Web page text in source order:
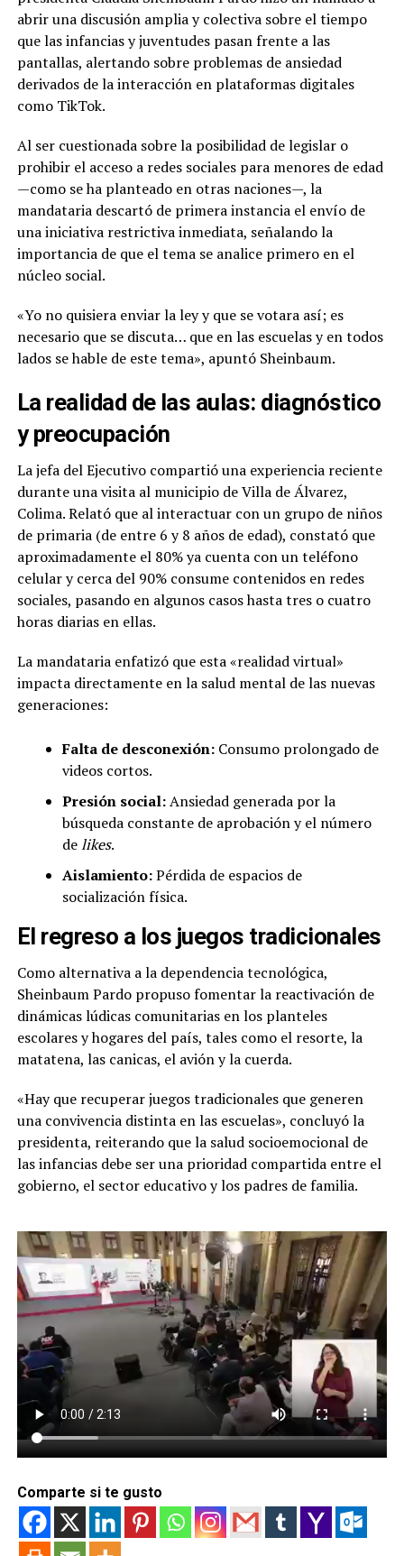
abrir una discusión amplia y colectiva sobre el tiempo
que las infancias y juventudes pasan frente a las
pantallas, alertando sobre problemas de ansiedad
derivados de la interacción en plataformas digitales
como TikTok.
Al ser cuestionada sobre la posibilidad de legislar o
prohibir el acceso a redes sociales para menores de edad
—como se ha planteado en otras naciones—, la
mandataria descartó de primera instancia el envío de
una iniciativa restrictiva inmediata, señalando la
importancia de que el tema se analice primero en el
núcleo social.
«Yo no quisiera enviar la ley y que se votara así; es
necesario que se discuta… que en las escuelas y en todos
lados se hable de este tema», apuntó Sheinbaum.
La realidad de las aulas: diagnóstico
y preocupación
La jefa del Ejecutivo compartió una experiencia reciente
durante una visita al municipio de Villa de Álvarez,
Colima. Relató que al interactuar con un grupo de niños
de primaria (de entre 6 y 8 años de edad), constató que
aproximadamente el 80% ya cuenta con un teléfono
celular y cerca del 90% consume contenidos en redes
sociales, pasando en algunos casos hasta tres o cuatro
horas diarias en ellas.
La mandataria enfatizó que esta «realidad virtual»
impacta directamente en la salud mental de las nuevas
generaciones:
Falta de desconexión:Consumo prolongado de
videos cortos.
Presión social:Ansiedad generada por la
búsqueda constante de aprobación y el número
delikes.
Aislamiento:Pérdida de espacios de
socialización física.
El regreso a los juegos tradicionales
Como alternativa a la dependencia tecnológica,
Sheinbaum Pardo propuso fomentar la reactivación de
dinámicas lúdicas comunitarias en los planteles
escolares y hogares del país, tales como el resorte, la
matatena, las canicas, el avión y la cuerda.
«Hay que recuperar juegos tradicionales que generen
una convivencia distinta en las escuelas», concluyó la
presidenta, reiterando que la salud socioemocional de
las infancias debe ser una prioridad compartida entre el
gobierno, el sector educativo y los padres de familia.
Comparte si te gusto